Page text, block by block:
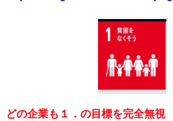
どの企業も１．の目標を完全無視